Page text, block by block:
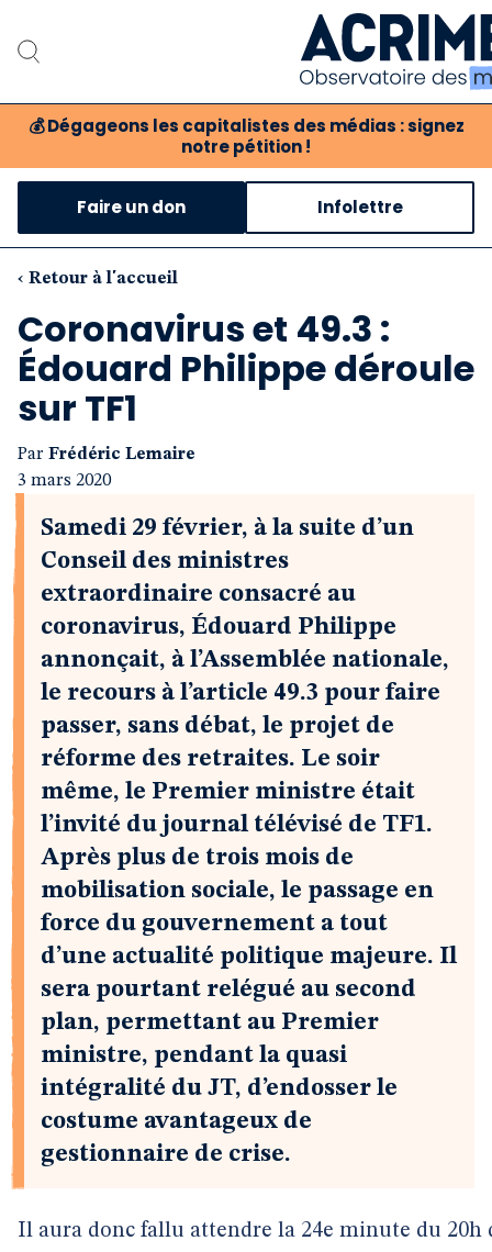
💰 Dégageons les capitalistes des médias : signez
notre pétition !
Notre critique des
Notre revue
Boutique
Faire un don Infolettre
‹ Retour à l'accueil
Coronavirus et 49.3 :
Édouard Philippe déroule
sur TF1
Par Frédéric Lemaire
3 mars 2020
Samedi 29 février, à la suite d’un
Conseil des ministres
extraordinaire consacré au
coronavirus, Édouard Philippe
annonçait, à l’Assemblée nationale,
le recours à l’article 49.3 pour faire
passer, sans débat, le projet de
réforme des retraites. Le soir
même, le Premier ministre était
l’invité du journal télévisé de TF1.
Après plus de trois mois de
mobilisation sociale, le passage en
force du gouvernement a tout
d’une actualité politique majeure. Il
sera pourtant relégué au second
plan, permettant au Premier
ministre, pendant la quasi
intégralité du JT, d’endosser le
costume avantageux de
gestionnaire de crise.
Il aura donc fallu attendre la 24e minute du 20h